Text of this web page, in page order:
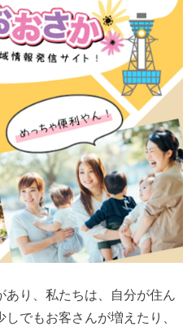
り、私たちは、自分が住ん
でもお客さんが増えたり、